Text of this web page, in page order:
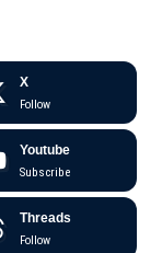
X
Follow
Youtube
Subscribe
Threads
Follow